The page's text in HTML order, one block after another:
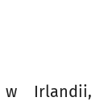
w Irlandii,